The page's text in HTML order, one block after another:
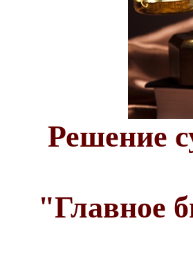
Решение
"Главное